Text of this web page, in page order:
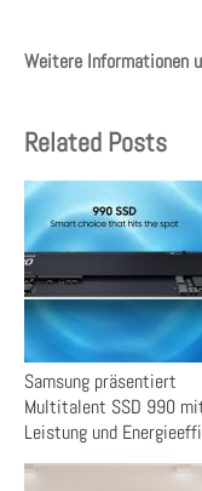
Weitere Informationen
Related Posts
Samsung präsentiert
Multitalent SSD 990
Leistung und